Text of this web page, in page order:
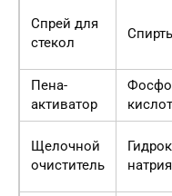
Спрей для
стекол
Пена-
активатор
Щелочной
очиститель
натрия